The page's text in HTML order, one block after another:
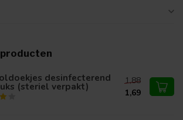
desinfecterend
(steriel verpakt)
1,88
1,69